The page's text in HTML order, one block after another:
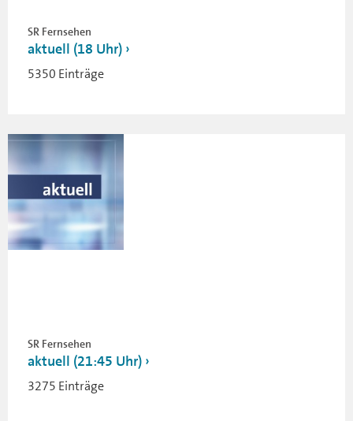
SR Fernsehen
aktuell (18 Uhr)
5350 Einträge
SR Fernsehen
aktuell (21:45 Uhr)
3275 Einträge